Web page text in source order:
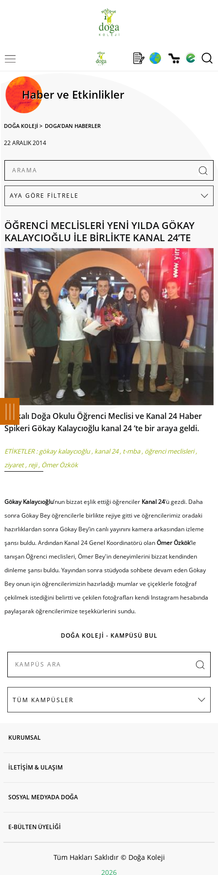
Haber ve Etkinlikler
DOĞA KOLEJİ > DOGA'DAN HABERLER
22 ARALIK 2014
ÖĞRENCİ MECLİSLERİ YENİ YILDA GÖKAY
KALAYCIOĞLU İLE BİRLİKTE KANAL 24’TE
Halkalı Doğa Okulu Öğrenci Meclisi ve Kanal 24 Haber
Spikeri Gökay Kalaycıoğlu kanal 24 ‘te bir araya geldi.
ETİKETLER :gökay kalaycıoğlu, kanal 24, t-mba, öğrenci meclisleri,
ziyaret, reji, Ömer Özkök
Gökay Kalaycıoğlu’nun bizzat eşlik ettiği öğrenciler Kanal 24’ü gezdi. Daha
sonra Gökay Bey öğrencilerle birlikte rejiye gitti ve öğrencilerimiz oradaki
hazırlıklardan sonra Gökay Bey’in canlı yayınını kamera arkasından izleme
şansı buldu. Ardından Kanal 24 Genel Koordinatörü olanÖmer Özkök’le
tanışan Öğrenci meclisleri, Ömer Bey'in deneyimlerini bizzat kendinden
dinleme şansı buldu. Yayından sonra stüdyoda sohbete devam eden Gökay
Bey onun için öğrencilerimizin hazırladığı mumlar ve çiçeklerle fotoğraf
çekilmek istediğini belirtti ve çekilen fotoğrafları kendi Instagram hesabında
paylaşarak öğrencilerimize teşekkürlerini sundu.
DOĞA KOLEJİ - KAMPÜSÜ BUL
KURUMSAL
İLETİŞİM & ULAŞIM
SOSYAL MEDYADA DOĞA
E-BÜLTEN ÜYELİĞİ
Tüm Hakları Saklıdır © Doğa Koleji
2026